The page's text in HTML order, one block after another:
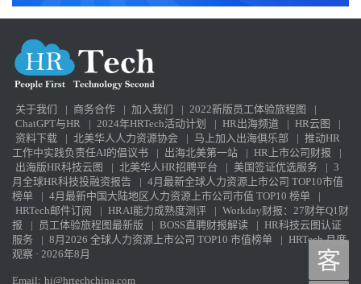
关于我们 | 商务合作 | 加入我们 | 2022新版员工体验旅程图
|
ChatGPT与HR
| 2024年HRTech活动计划 | HR出海频道 | HR云图
|
资料下载
| 北美华人人力资源协会 | 马上加入出海俱乐部 | 推动HR
工作中实践负责任AI的倡议书
| 出海北美第一站 | HR上市公司财报
|
出海版HR科技云图
| 北美华人HR招聘平台 | 美国签证优选服务 | 3
月全球HR科技投融资报告
| 4月最新全球人力资源上市公司 TOP10市值
榜单
| 4月最新中国大陆地区人力资源上市公司市值 TOP10 榜单
|
HRTech邮件订阅
| HRAI能力成熟度测评 | Workday财报：27财年Q1财
报
| 员工体验旅程图最新版 | BOSS直聘财报解读 | HR科技云图认证
服务
| 8月2026 全球人力资源上市公司 TOP10 市值榜单 | HRTech 月度
观察 · 2026年8月
Email: hi@hrtechchina.com
客